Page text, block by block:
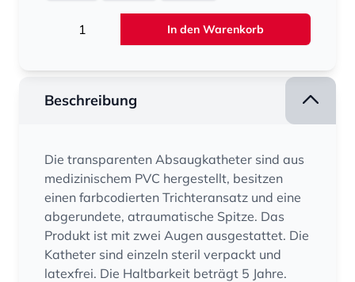
In den Warenkorb
Beschreibung
Die transparenten Absaugkatheter sind aus
medizinischem PVC hergestellt, besitzen
einen farbcodierten Trichteransatz und eine
abgerundete, atraumatische Spitze. Das
Produkt ist mit zwei Augen ausgestattet. Die
Katheter sind einzeln steril verpackt und
latexfrei. Die Haltbarkeit beträgt 5 Jahre.